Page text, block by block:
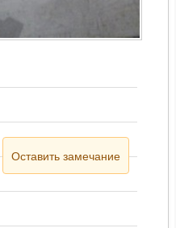
Оставить замечание